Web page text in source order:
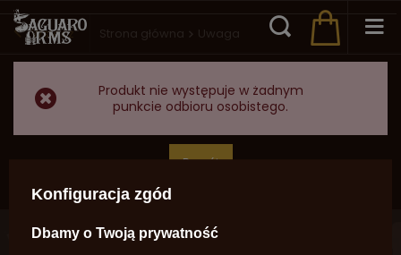
Wstecz Strona główna Uwaga
Produkt nie występuje w żadnym
punkcie odbioru osobistego.
Powrót
ZAMÓWIENIA
Konfiguracja zgód
Dbamy o Twoją prywatność